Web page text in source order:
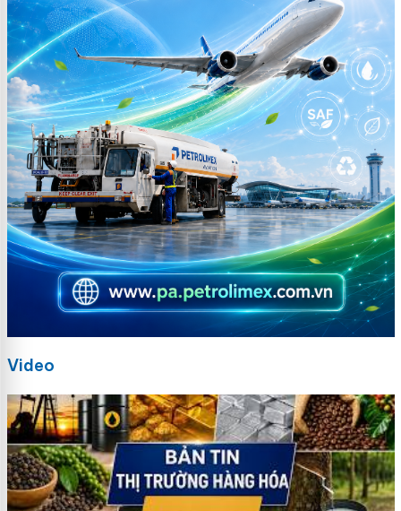
Video